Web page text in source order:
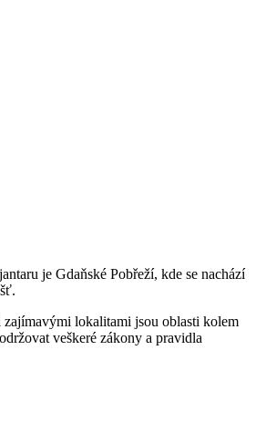
je Gdaňské Pobřeží, kde se nachází
lokalitami jsou oblasti kolem
veškeré zákony a pravidla